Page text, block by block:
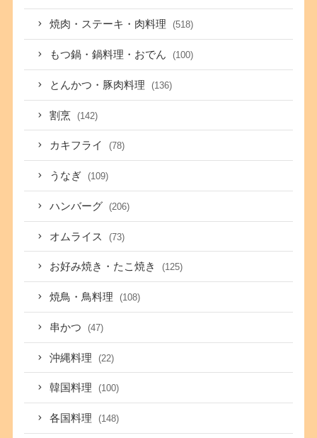
焼肉・ステーキ・肉料理 (518)
もつ鍋・鍋料理・おでん (100)
とんかつ・豚肉料理 (136)
割烹 (142)
カキフライ (78)
うなぎ (109)
ハンバーグ (206)
オムライス (73)
お好み焼き・たこ焼き (125)
焼鳥・鳥料理 (108)
串かつ (47)
沖縄料理 (22)
韓国料理 (100)
各国料理 (148)